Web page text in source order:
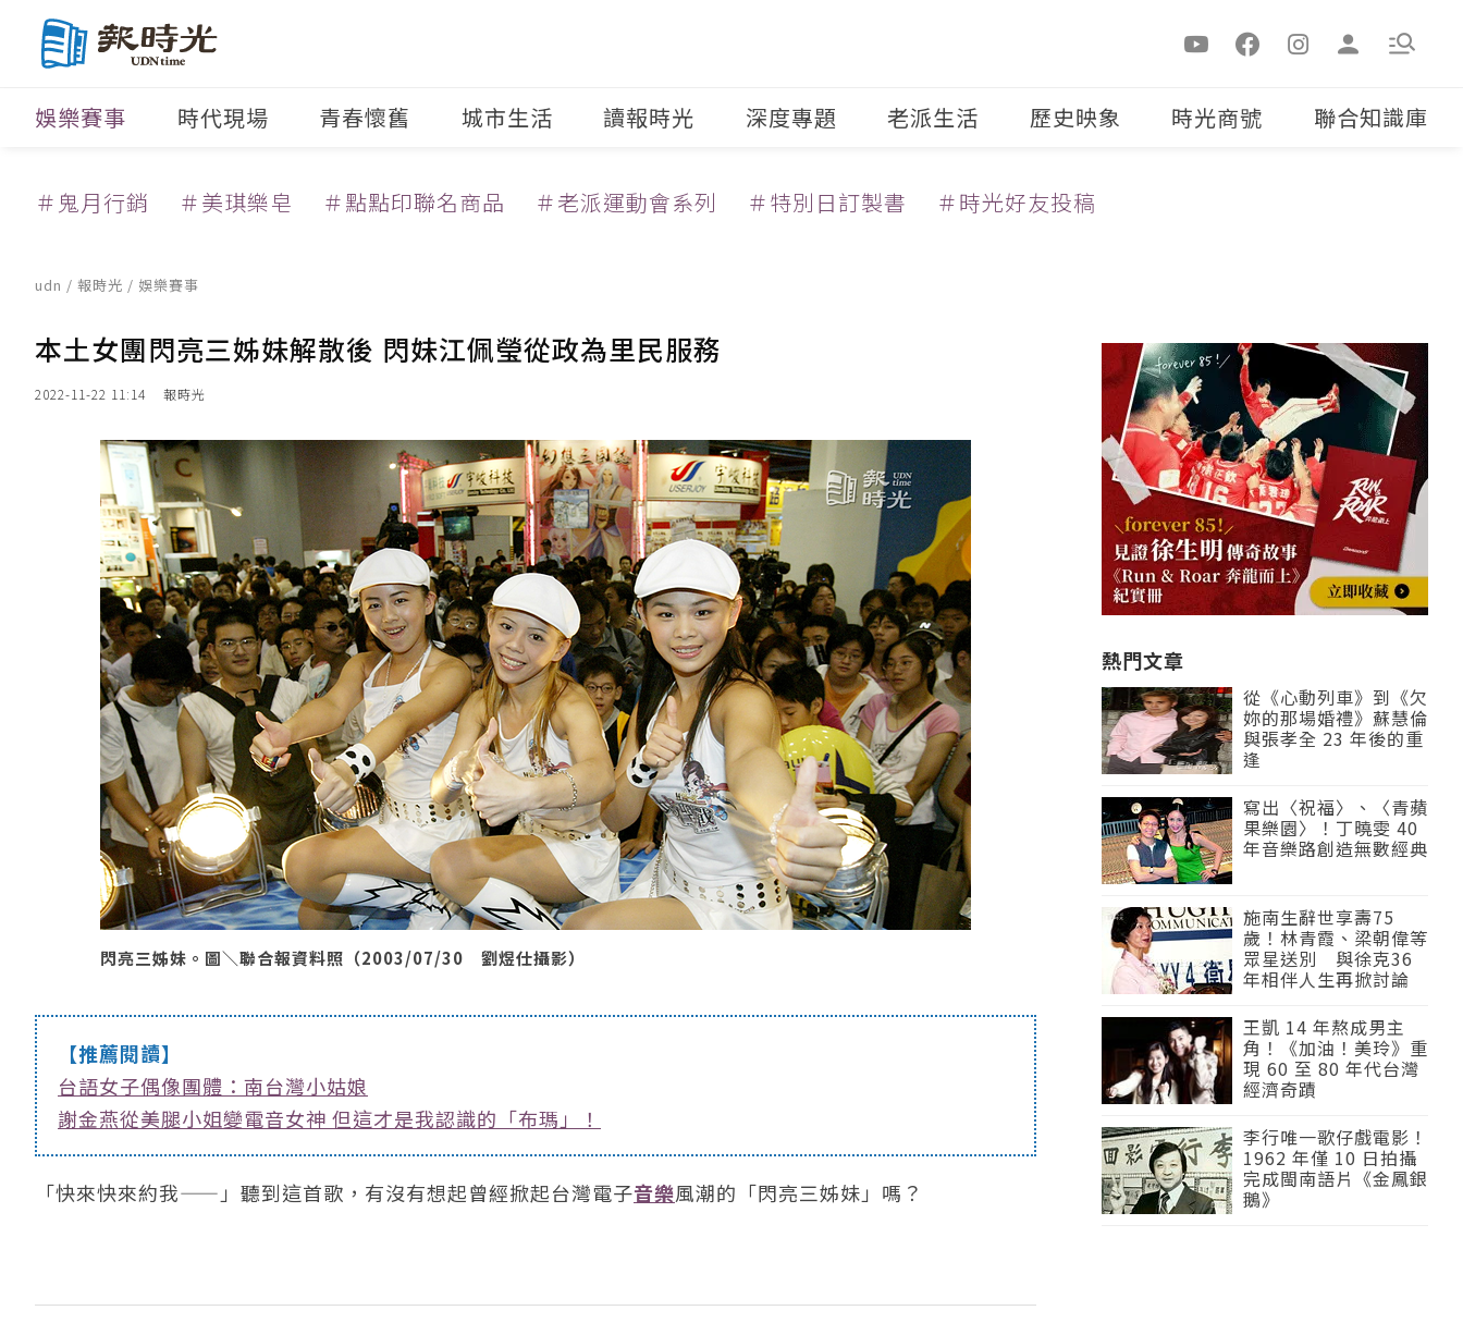
娛樂賽事 時代現場 青春懷舊 城市生活 讀報時光 深度專題 老派生活 歷史映象 時光商號 聯合知識庫
＃鬼月行銷 ＃美琪樂皂 ＃點點印聯名商品 ＃老派運動會系列 ＃特別日訂製書 ＃時光好友投稿
udn / 報時光 / 娛樂賽事
本土女團閃亮三姊妹解散後 閃妹江佩瑩從政為里民服務
2022-11-22 11:14 報時光
閃亮三姊妹。圖＼聯合報資料照（2003/07/30 劉煜仕攝影）
【推薦閱讀】
台語女子偶像團體：南台灣小姑娘
謝金燕從美腿小姐變電音女神 但這才是我認識的「布瑪」！
「快來快來約我——」聽到這首歌，有沒有想起曾經掀起台灣電子音樂風潮的「閃亮三姊妹」嗎？
熱門文章
從《心動列車》到《欠
妳的那場婚禮》蘇慧倫
與張孝全 23 年後的重
逢
寫出〈祝福〉、〈青蘋
果樂園〉！丁曉雯 40
年音樂路創造無數經典
施南生辭世享壽75
歲！林青霞、梁朝偉等
眾星送別 與徐克36
年相伴人生再掀討論
王凱 14 年熬成男主
角！《加油！美玲》重
現 60 至 80 年代台灣
經濟奇蹟
李行唯一歌仔戲電影！
1962 年僅 10 日拍攝
完成閩南語片《金鳳銀
鵝》